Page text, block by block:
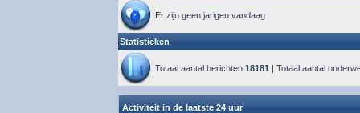
Er zijn geen jarigen vandaag
Statistieken
Totaal aantal berichten 18181 | Totaal aantal
Activiteit in de laatste 24 uur